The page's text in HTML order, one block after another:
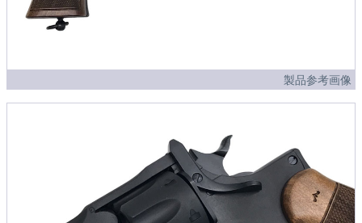
製品参考画像